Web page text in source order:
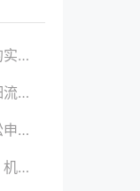
谱
析
招
用